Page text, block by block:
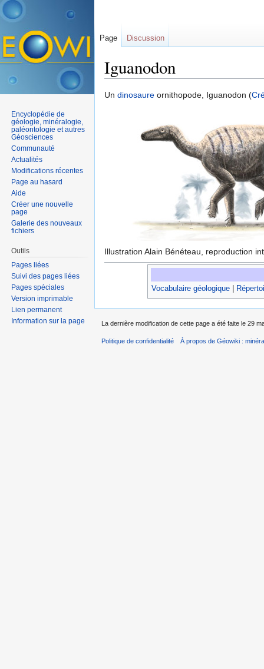
Iguanodon
Un dinosaure ornithopode, Iguanodon (
Illustration Alain Bénéteau, reproduction
Vocabulaire géologique
Page Discussion
Encyclopédie de
géologie, minéralogie,
paléontologie et autres
Géosciences
Communauté
Actualités
Modifications récentes
Page au hasard
Aide
Créer une nouvelle
page
Galerie des nouveaux
fichiers
Outils
Pages liées
Suivi des pages liées
Pages spéciales
Version imprimable
Lien permanent
Information sur la page
La dernière modification de cette page a été faite le 29
Politique de confidentialité À propos de Géowiki :